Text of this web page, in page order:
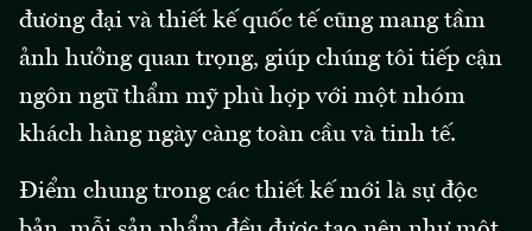
đương đại và thiết kế quốc tế cũng mang tầm
ảnh hưởng quan trọng, giúp chúng tôi tiếp cận
ngôn ngữ thẩm mỹ phù hợp với một nhóm
khách hàng ngày càng toàn cầu và tinh tế.
Điểm chung trong các thiết kế mới là sự độc